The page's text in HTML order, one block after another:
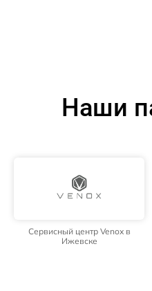
Наши
Сервисный центр Venox в
Ижевске